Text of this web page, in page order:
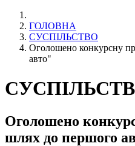
ГОЛОВНА
СУСПІЛЬСТВО
Оголошено конкурсну
авто"
Оголошено
шлях до першого